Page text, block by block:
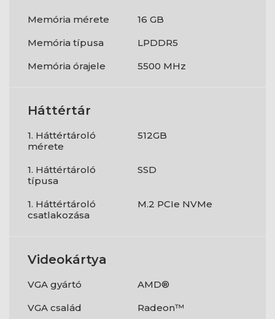
Memória mérete
16 GB
Memória típusa
LPDDR5
Memória órajele
5500 MHz
Háttértár
1. Háttértároló
mérete
512GB
1. Háttértároló
típusa
SSD
1. Háttértároló
csatlakozása
M.2 PCIe NVMe
Videokártya
VGA gyártó
AMD®
VGA család
Radeon™